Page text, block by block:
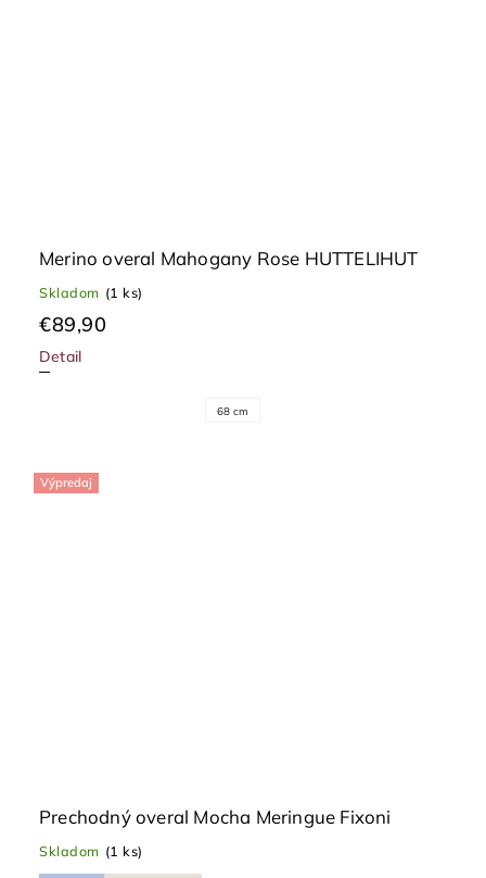
Merino overal Mahogany Rose HUTTELIHUT
Skladom (1 ks)
€89,90
Detail
68 cm
Výpredaj
Prechodný overal Mocha Meringue Fixoni
Skladom (1 ks)